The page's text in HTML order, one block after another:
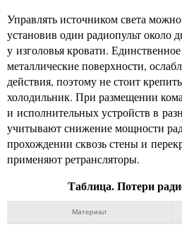
Управлять источником света
установив один радиопульт около
у изголовья кровати.
металлические поверхности,
действия, поэтому не стоит
холодильник. При размещении
и исполнительных устройств в
учитывают снижение мощности
прохождении сквозь стены и
применяют ретрансляторы.
Таблица. Потери
Материал